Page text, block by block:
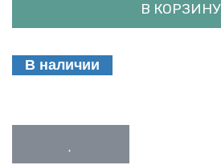
В КОРЗИНУ
В наличии